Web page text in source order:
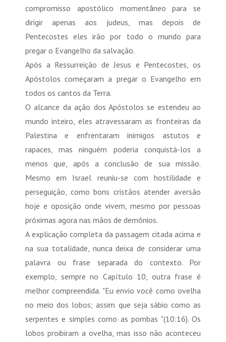
compromisso apostólico momentâneo para se
dirigir apenas aos judeus, mas depois de
Pentecostes eles irão por todo o mundo para
pregar o Evangelho da salvação.
Após a Ressurreição de Jesus e Pentecostes, os
Apóstolos começaram a pregar o Evangelho em
todos os cantos da Terra.
O alcance da ação dos Apóstolos se estendeu ao
mundo inteiro, eles atravessaram as fronteiras da
Palestina e enfrentaram inimigos astutos e
rapaces, mas ninguém poderia conquistá-los a
menos que, após a conclusão de sua missão.
Mesmo em Israel reuniu-se com hostilidade e
perseguição, como bons cristãos atender aversão
hoje e oposição onde vivem, mesmo por pessoas
próximas agora nas mãos de demônios.
A explicação completa da passagem citada acima e
na sua totalidade, nunca deixa de considerar uma
palavra ou frase separada do contexto. Por
exemplo, sempre no Capítulo 10, outra frase é
melhor compreendida. "Eu envio você como ovelha
no meio dos lobos; assim que seja sábio como as
serpentes e simples como as pombas "(10:16). Os
lobos proibiram a ovelha, mas isso não aconteceu